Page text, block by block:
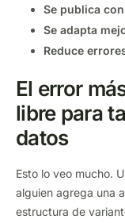
Se publica
Se adapta
Reduce
El error
libre para
datos
Esto lo veo mucho.
alguien agrega una
estructura de